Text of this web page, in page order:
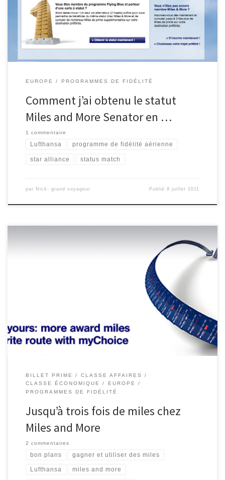
Flying Blue Gold avant le 31 mai et j’ai réservé un vol sur
Lufthansa vers Frankfurt avant le 31 […]
EUROPE PROGRAMMES DE FIDÉLITÉ
Comment j’ai obtenu le statut
Miles and More Senator en …
1 commentaire
Lufthansa programme de fidélité aérienne
star alliance status match
par Nick- grand voyageur Publié8 juillet 2011
Cette offre n’est plus disponible. Pour ne plus ratez les bons plans
inscrivez-vous maintenant au Flux RSS ou devenez Fan sur
Facebook. Vous pouvez gagner deux à trois fois plus de miles sur
votre trajet préféré en Europe chez Miles & More. Pour en profiter
il faut s’inscrire avant le 29 juillet 2011 chez www.miles-and-
BILLET PRIME
CLASSE AFFAIRES
CLASSE ÉCONOMIQUE
EUROPE
PROGRAMMES DE FIDÉLITÉ
Jusqu’à trois fois de miles chez
Miles and More
2 commentaires
bon plans gagner et utiliser des miles
Lufthansa miles and more